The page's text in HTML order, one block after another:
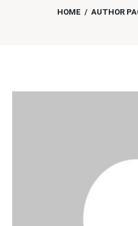
HOME AUTHOR
COLABORACIÓN